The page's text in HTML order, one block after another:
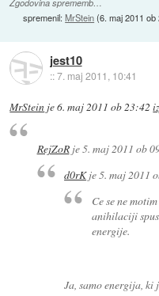
Zgodovina sprememb…
spremenil:MrStein(6. maj 2011 ob
jest10
::7. maj 2011, 10:41
MrStein je6. maj 2011 ob 23:42
RejZoRje5. maj 2011 ob
d0rKje5. maj 2011
Ce se ne
anihilaciji
energije.
Ja, samo energija, ki